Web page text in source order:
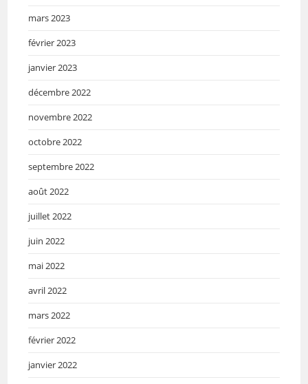
mars 2023
février 2023
janvier 2023
décembre 2022
novembre 2022
octobre 2022
septembre 2022
août 2022
juillet 2022
juin 2022
mai 2022
avril 2022
mars 2022
février 2022
janvier 2022